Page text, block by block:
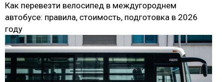
Как перевезти велосипед в междугороднем
автобусе: правила, стоимость, подготовка в 2026
году